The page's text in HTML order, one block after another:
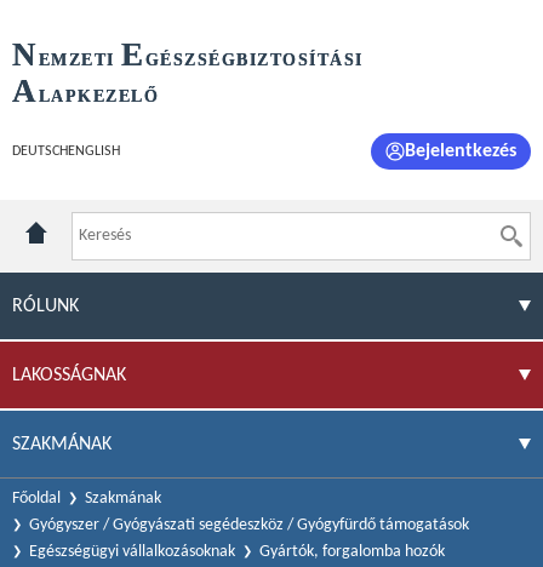
NEMZETI E GÉSZSÉGBIZTOSÍTÁSI
ALAPKEZELŐ
DEUTSCH ENGLISH Bejelentkezés
RÓLUNK
LAKOSSÁGNAK
SZAKMÁNAK
Főoldal
Szakmának
Gyógyszer / Gyógyászati segédeszköz / Gyógyfürdő támogatások
Egészségügyi vállalkozásoknak
Gyártók, forgalomba hozók